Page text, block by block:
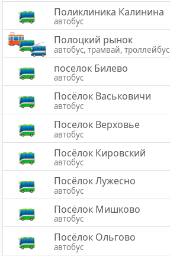
Поликлиника Калинина
автобус
Полоцкий рынок
автобус, трамвай, троллейбус
поселок Билево
автобус
Посёлок Васьковичи
автобус
Поселок Верховье
автобус
Посёлок Кировский
автобус
Посёлок Лужесно
автобус
Посёлок Мишково
автобус
Посёлок Ольгово
автобус